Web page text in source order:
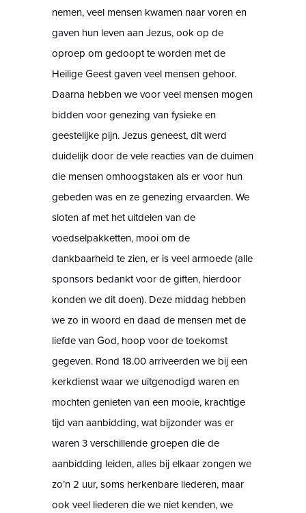
nemen, veel mensen kwamen naar voren en
gaven hun leven aan Jezus, ook op de
oproep om gedoopt te worden met de
Heilige Geest gaven veel mensen gehoor.
Daarna hebben we voor veel mensen mogen
bidden voor genezing van fysieke en
geestelijke pijn. Jezus geneest, dit werd
duidelijk door de vele reacties van de duimen
die mensen omhoogstaken als er voor hun
gebeden was en ze genezing ervaarden. We
sloten af met het uitdelen van de
voedselpakketten, mooi om de
dankbaarheid te zien, er is veel armoede (alle
sponsors bedankt voor de giften, hierdoor
konden we dit doen). Deze middag hebben
we zo in woord en daad de mensen met de
liefde van God, hoop voor de toekomst
gegeven. Rond 18.00 arriveerden we bij een
kerkdienst waar we uitgenodigd waren en
mochten genieten van een mooie, krachtige
tijd van aanbidding, wat bijzonder was er
waren 3 verschillende groepen die de
aanbidding leiden, alles bij elkaar zongen we
zo’n 2 uur, soms herkenbare liederen, maar
ook veel liederen die we niet kenden, we